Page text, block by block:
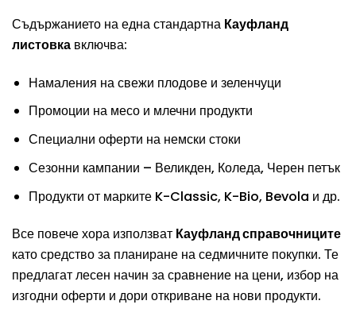
Съдържанието на една стандартна Кауфланд
листовка включва:
Намаления на свежи плодове и зеленчуци
Промоции на месо и млечни продукти
Специални оферти на немски стоки
Сезонни кампании – Великден, Коледа, Черен петък
Продукти от марките K-Classic, K-Bio, Bevola и др.
Все повече хора използват Кауфланд справочниците
като средство за планиране на седмичните покупки. Те
предлагат лесен начин за сравнение на цени, избор на
изгодни оферти и дори откриване на нови продукти.